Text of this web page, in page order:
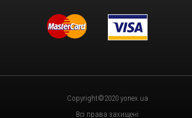
Copyright©2020 yonex.ua
Всі права захищені